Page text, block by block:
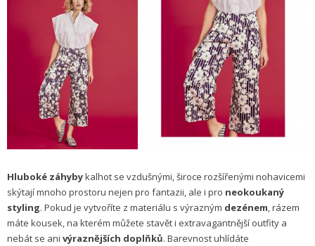
Hluboké záhybykalhot se vzdušnými, široce rozšířenými nohavicemi
skýtají mnoho prostoru nejen pro fantazii, ale i pro neokoukaný
styling. Pokud je vytvoříte z materiálu s výrazným dezénem, rázem
máte kousek, na kterém můžete stavět i extravagantnější outfity a
nebát se ani výraznějších doplňků. Barevnost uhlídáte